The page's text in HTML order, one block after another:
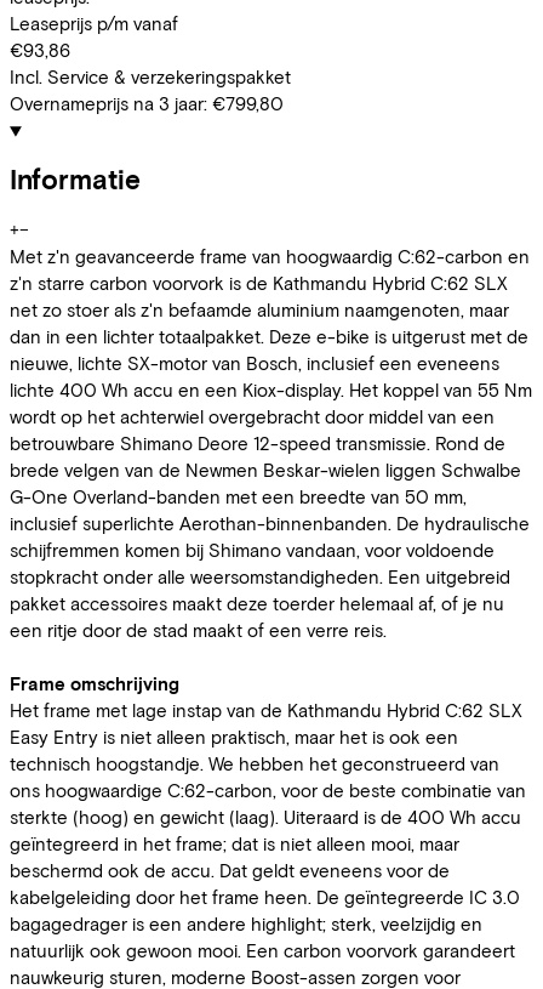
Leaseprijs p/m vanaf
€93,86
Incl. Service & verzekeringspakket
Overnameprijs na 3 jaar: €799,80
Informatie
+−
Met z'n geavanceerde frame van hoogwaardig C:62-carbon en
z'n starre carbon voorvork is de Kathmandu Hybrid C:62 SLX
net zo stoer als z'n befaamde aluminium naamgenoten, maar
dan in een lichter totaalpakket. Deze e-bike is uitgerust met de
nieuwe, lichte SX-motor van Bosch, inclusief een eveneens
lichte 400 Wh accu en een Kiox-display. Het koppel van 55 Nm
wordt op het achterwiel overgebracht door middel van een
betrouwbare Shimano Deore 12-speed transmissie. Rond de
brede velgen van de Newmen Beskar-wielen liggen Schwalbe
G-One Overland-banden met een breedte van 50 mm,
inclusief superlichte Aerothan-binnenbanden. De hydraulische
schijfremmen komen bij Shimano vandaan, voor voldoende
stopkracht onder alle weersomstandigheden. Een uitgebreid
pakket accessoires maakt deze toerder helemaal af, of je nu
een ritje door de stad maakt of een verre reis.
Frame omschrijving
Het frame met lage instap van de Kathmandu Hybrid C:62 SLX
Easy Entry is niet alleen praktisch, maar het is ook een
technisch hoogstandje. We hebben het geconstrueerd van
ons hoogwaardige C:62-carbon, voor de beste combinatie van
sterkte (hoog) en gewicht (laag). Uiteraard is de 400 Wh accu
geïntegreerd in het frame; dat is niet alleen mooi, maar
beschermd ook de accu. Dat geldt eveneens voor de
kabelgeleiding door het frame heen. De geïntegreerde IC 3.0
bagagedrager is een andere highlight; sterk, veelzijdig en
natuurlijk ook gewoon mooi. Een carbon voorvork garandeert
nauwkeurig sturen, moderne Boost-assen zorgen voor